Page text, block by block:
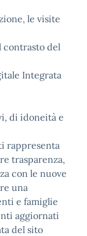
le visite
contrasto del
Integrata
di idoneità e
rappresenta
trasparenza,
con le nuove
una
e famiglie
aggiornati
del sito